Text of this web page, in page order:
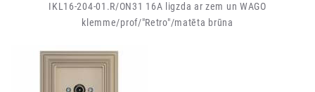
IKL16-204-01.R/ON31 16A ligzda ar zem un WAGO
klemme/prof/"Retro"/matēta brūna